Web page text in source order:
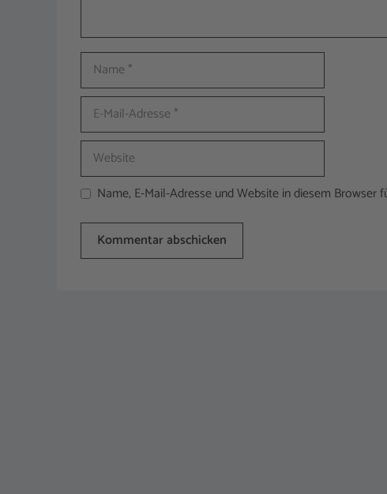
Name
E-
Mail-
Adresse
Website
Name, E-Mail-Adresse und Website in diesem